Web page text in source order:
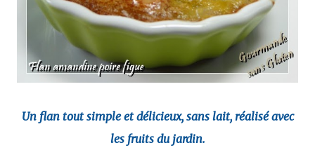
Un flan tout simple et délicieux, sans lait, réalisé avec
les fruits du jardin.